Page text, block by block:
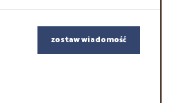
zostaw wiadomość